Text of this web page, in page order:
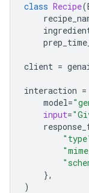
class Recipe(
client =
interaction =
model=
input=
},
)